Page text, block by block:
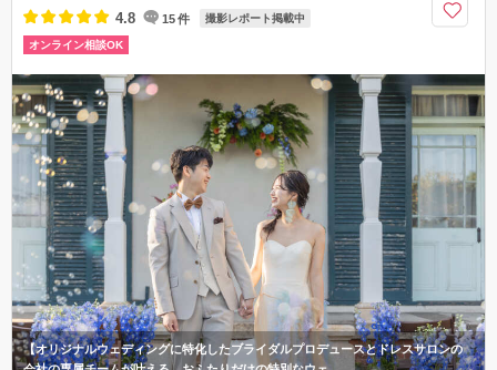
4.8 15件 撮影レポート掲載中
オンライン相談OK
【オリジナルウェディングに特化したブライダルプロデュースとドレスサロンの